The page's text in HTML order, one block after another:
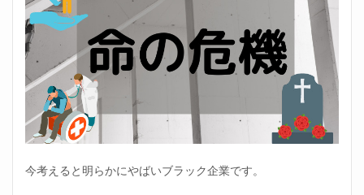
今考えると明らかにやばいブラック企業です。